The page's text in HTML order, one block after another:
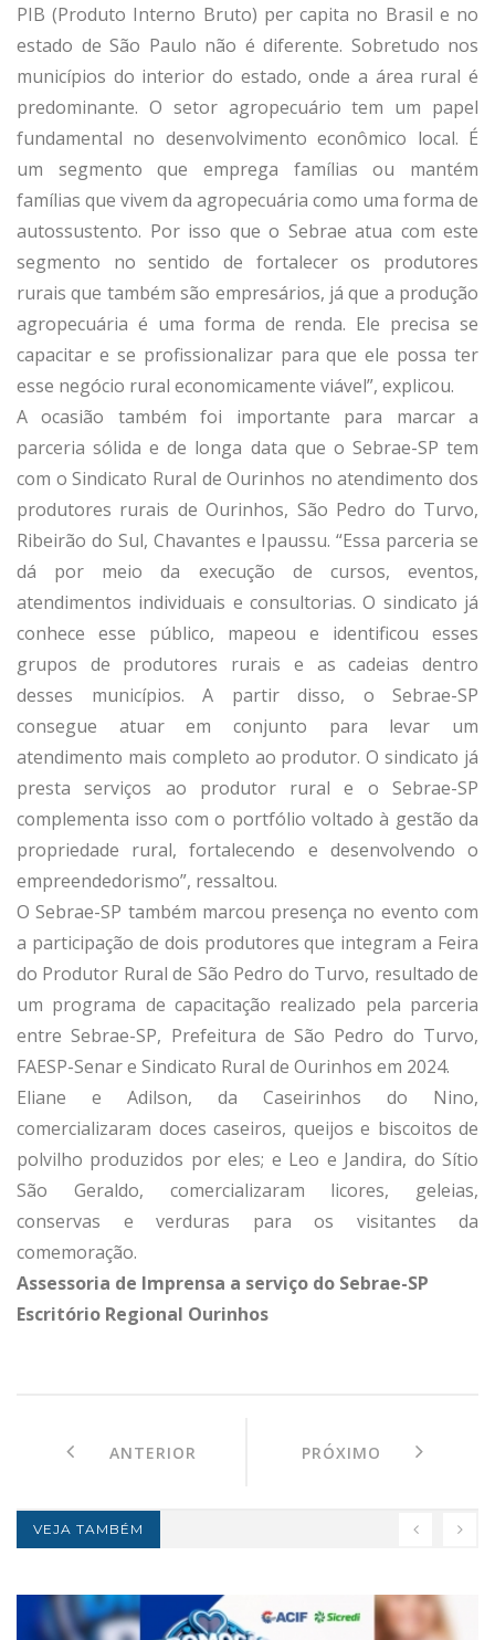
PIB (Produto Interno Bruto) per capita no Brasil e no
estado de São Paulo não é diferente. Sobretudo nos
municípios do interior do estado, onde a área rural é
predominante. O setor agropecuário tem um papel
fundamental no desenvolvimento econômico local. É
um segmento que emprega famílias ou mantém
famílias que vivem da agropecuária como uma forma de
autossustento. Por isso que o Sebrae atua com este
segmento no sentido de fortalecer os produtores
rurais que também são empresários, já que a produção
agropecuária é uma forma de renda. Ele precisa se
capacitar e se profissionalizar para que ele possa ter
esse negócio rural economicamente viável”, explicou.
A ocasião também foi importante para marcar a
parceria sólida e de longa data que o Sebrae-SP tem
com o Sindicato Rural de Ourinhos no atendimento dos
produtores rurais de Ourinhos, São Pedro do Turvo,
Ribeirão do Sul, Chavantes e Ipaussu. “Essa parceria se
dá por meio da execução de cursos, eventos,
atendimentos individuais e consultorias. O sindicato já
conhece esse público, mapeou e identificou esses
grupos de produtores rurais e as cadeias dentro
desses municípios. A partir disso, o Sebrae-SP
consegue atuar em conjunto para levar um
atendimento mais completo ao produtor. O sindicato já
presta serviços ao produtor rural e o Sebrae-SP
complementa isso com o portfólio voltado à gestão da
propriedade rural, fortalecendo e desenvolvendo o
empreendedorismo”, ressaltou.
O Sebrae-SP também marcou presença no evento com
a participação de dois produtores que integram a Feira
do Produtor Rural de São Pedro do Turvo, resultado de
um programa de capacitação realizado pela parceria
entre Sebrae-SP, Prefeitura de São Pedro do Turvo,
FAESP-Senar e Sindicato Rural de Ourinhos em 2024.
Eliane e Adilson, da Caseirinhos do Nino,
comercializaram doces caseiros, queijos e biscoitos de
polvilho produzidos por eles; e Leo e Jandira, do Sítio
São Geraldo, comercializaram licores, geleias,
conservas e verduras para os visitantes da
comemoração.
Assessoria de Imprensa a serviço do Sebrae-SP
Escritório Regional Ourinhos
ANTERIOR PRÓXIMO
VEJA TAMBÉM